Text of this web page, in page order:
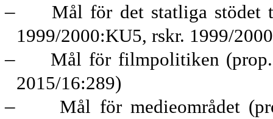
–
Mål för det statliga stödet
1999/2000:KU5, rskr. 1999/
–
Mål för filmpolitiken
2015/16:289)
–
Mål för medieområdet